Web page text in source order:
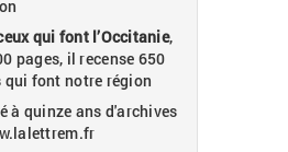
qui font l’Occitanie,
pages, il recense 650
font notre région
à quinze ans d'archives